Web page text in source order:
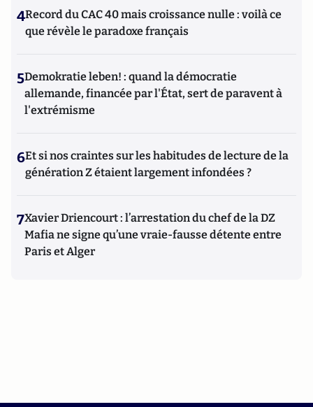
4Record du CAC 40 mais croissance nulle : voilà ce
que révèle le paradoxe français
5Demokratie leben! : quand la démocratie
allemande, financée par l'État, sert de paravent à
l'extrémisme
6Et si nos craintes sur les habitudes de lecture de la
génération Z étaient largement infondées ?
7Xavier Driencourt : l’arrestation du chef de la DZ
Mafia ne signe qu’une vraie-fausse détente entre
Paris et Alger